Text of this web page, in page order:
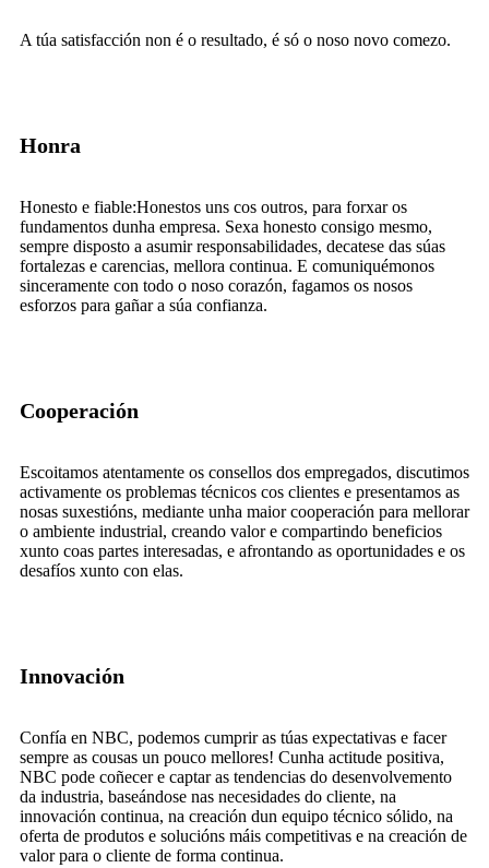
A túa satisfacción non é o resultado, é só o noso novo comezo.
Honra
Honesto e fiable:Honestos uns cos outros, para forxar os
fundamentos dunha empresa. Sexa honesto consigo mesmo,
sempre disposto a asumir responsabilidades, decatese das súas
fortalezas e carencias, mellora continua. E comuniquémonos
sinceramente con todo o noso corazón, fagamos os nosos
esforzos para gañar a súa confianza.
Cooperación
Escoitamos atentamente os consellos dos empregados, discutimos
activamente os problemas técnicos cos clientes e presentamos as
nosas suxestións, mediante unha maior cooperación para mellorar
o ambiente industrial, creando valor e compartindo beneficios
xunto coas partes interesadas, e afrontando as oportunidades e os
desafíos xunto con elas.
Innovación
Confía en NBC, podemos cumprir as túas expectativas e facer
sempre as cousas un pouco mellores! Cunha actitude positiva,
NBC pode coñecer e captar as tendencias do desenvolvemento
da industria, baseándose nas necesidades do cliente, na
innovación continua, na creación dun equipo técnico sólido, na
oferta de produtos e solucións máis competitivas e na creación de
valor para o cliente de forma continua.